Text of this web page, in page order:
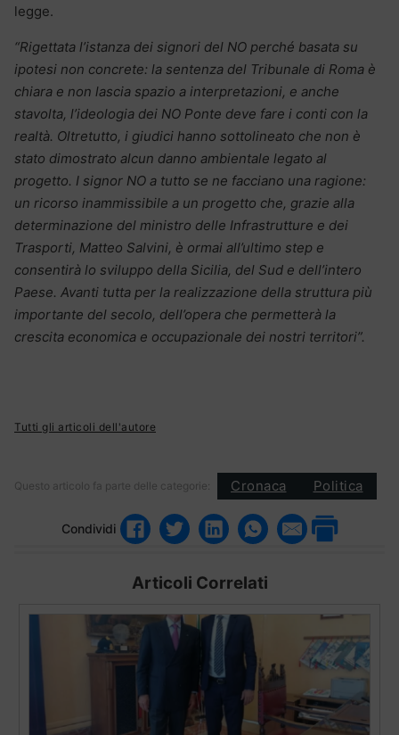
legge.
“Rigettata l’istanza dei signori del NO perché basata su
ipotesi non concrete: la sentenza del Tribunale di Roma è
chiara e non lascia spazio a interpretazioni, e anche
stavolta, l’ideologia dei NO Ponte deve fare i conti con la
realtà. Oltretutto, i giudici hanno sottolineato che non è
stato dimostrato alcun danno ambientale legato al
progetto. I signor NO a tutto se ne facciano una ragione:
un ricorso inammissibile a un progetto che, grazie alla
determinazione del ministro delle Infrastrutture e dei
Trasporti, Matteo Salvini, è ormai all’ultimo step e
consentirà lo sviluppo della Sicilia, del Sud e dell’intero
Paese. Avanti tutta per la realizzazione della struttura più
importante del secolo, dell’opera che permetterà la
crescita economica e occupazionale dei nostri territori”.
Tutti gli articoli dell'autore
Questo articolo fa parte delle categorie: Cronaca Politica
Condividi
Articoli Correlati